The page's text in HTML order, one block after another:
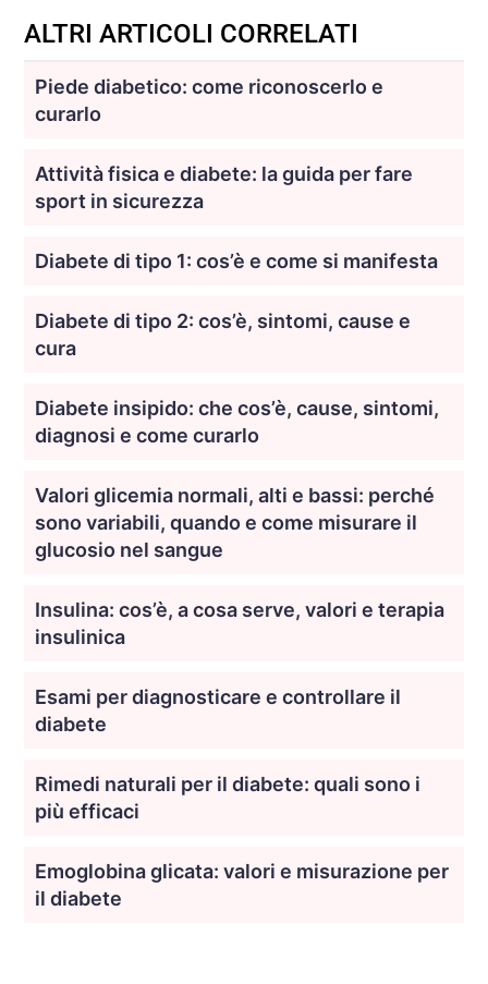
ALTRI ARTICOLI CORRELATI
Piede diabetico: come riconoscerlo e
curarlo
Attività fisica e diabete: la guida per fare
sport in sicurezza
Diabete di tipo 1: cos’è e come si manifesta
Diabete di tipo 2: cos’è, sintomi, cause e
cura
Diabete insipido: che cos’è, cause, sintomi,
diagnosi e come curarlo
Valori glicemia normali, alti e bassi: perché
sono variabili, quando e come misurare il
glucosio nel sangue
Insulina: cos’è, a cosa serve, valori e terapia
insulinica
Esami per diagnosticare e controllare il
diabete
Rimedi naturali per il diabete: quali sono i
più efficaci
Emoglobina glicata: valori e misurazione per
il diabete